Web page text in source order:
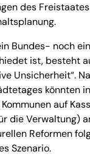
des
Bundes- noch
ist, besteht
Unsicherheit“.
könnten
auf
die Verwaltung)
Reformen
Szenario.